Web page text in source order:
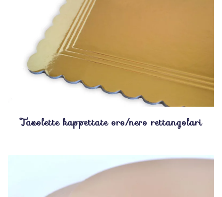
Tavolette kappettate oro/nero rettangolari